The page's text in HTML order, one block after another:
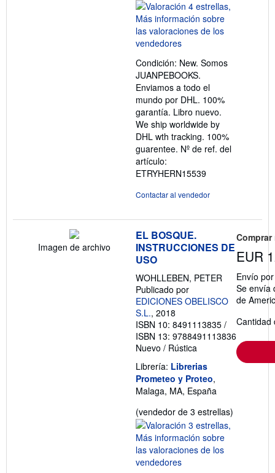
Condición: New. Somos
JUANPEBOOKS.
Enviamos a todo el
mundo por DHL. 100%
garantía. Libro nuevo.
We ship worldwide by
DHL wth tracking. 100%
guarentee. Nº de ref. del
artículo:
ETRYHERN15539
Contactar al vendedor
Imagen de archivo
EL BOSQUE.
INSTRUCCIONES DE
USO
WOHLLEBEN, PETER
Publicado por
EDICIONES OBELISCO
S.L., 2018
ISBN 10: 8491113835 /
ISBN 13: 9788491113836
Nuevo / Rústica
Librería: Librerias
Prometeo y Proteo,
Malaga, MA, España
(vendedor de 3 estrellas)
EUR
Envío
Se envía
de
Cantidad